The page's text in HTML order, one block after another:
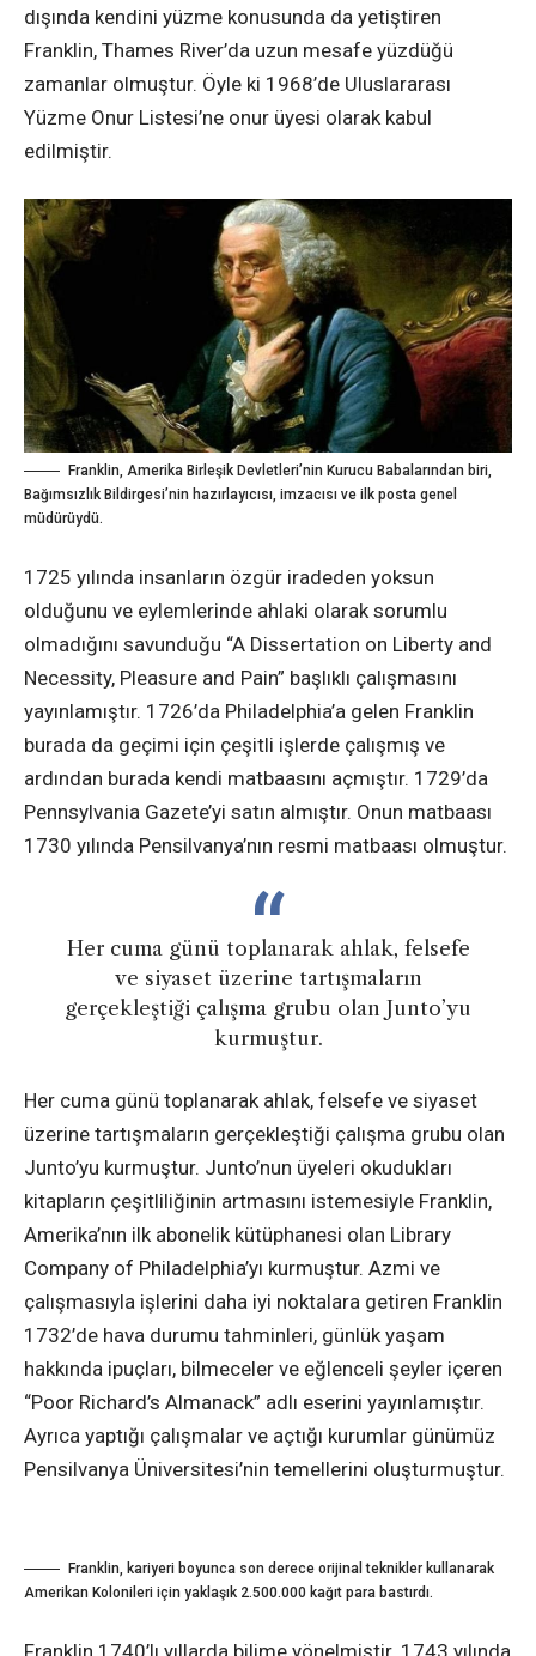
dışında kendini yüzme konusunda da yetiştiren
Franklin, Thames River’da uzun mesafe yüzdüğü
zamanlar olmuştur. Öyle ki 1968’de Uluslararası
Yüzme Onur Listesi’ne onur üyesi olarak kabul
edilmiştir.
Franklin, Amerika Birleşik Devletleri’nin Kurucu Babalarından biri,
Bağımsızlık Bildirgesi’nin hazırlayıcısı, imzacısı ve ilk posta genel
müdürüydü.
1725 yılında insanların özgür iradeden yoksun
olduğunu ve eylemlerinde ahlaki olarak sorumlu
olmadığını savunduğu “A Dissertation on Liberty and
Necessity, Pleasure and Pain” başlıklı çalışmasını
yayınlamıştır. 1726’da Philadelphia’a gelen Franklin
burada da geçimi için çeşitli işlerde çalışmış ve
ardından burada kendi matbaasını açmıştır. 1729’da
Pennsylvania Gazete’yi satın almıştır. Onun matbaası
1730 yılında Pensilvanya’nın resmi matbaası olmuştur.
Her cuma günü toplanarak ahlak, felsefe
ve siyaset üzerine tartışmaların
gerçekleştiği çalışma grubu olan Junto’yu
kurmuştur.
Her cuma günü toplanarak ahlak, felsefe ve siyaset
üzerine tartışmaların gerçekleştiği çalışma grubu olan
Junto’yu kurmuştur. Junto’nun üyeleri okudukları
kitapların çeşitliliğinin artmasını istemesiyle Franklin,
Amerika’nın ilk abonelik kütüphanesi olan Library
Company of Philadelphia’yı kurmuştur. Azmi ve
çalışmasıyla işlerini daha iyi noktalara getiren Franklin
1732’de hava durumu tahminleri, günlük yaşam
hakkında ipuçları, bilmeceler ve eğlenceli şeyler içeren
“Poor Richard’s Almanack” adlı eserini yayınlamıştır.
Ayrıca yaptığı çalışmalar ve açtığı kurumlar günümüz
Pensilvanya Üniversitesi’nin temellerini oluşturmuştur.
Franklin, kariyeri boyunca son derece orijinal teknikler kullanarak
Amerikan Kolonileri için yaklaşık 2.500.000 kağıt para bastırdı.